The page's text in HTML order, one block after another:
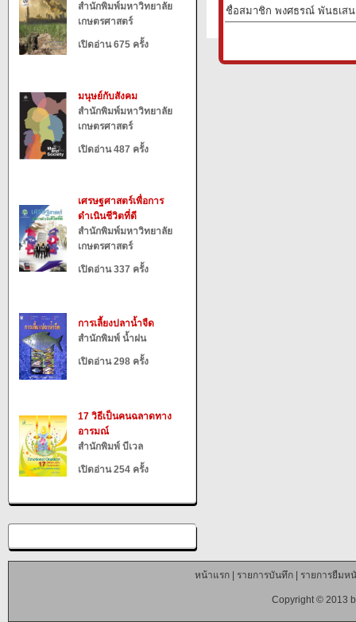
สำนักพิมพ์มหาวิทยาลัย
เกษตรศาสตร์
เปิดอ่าน 675 ครั้ง
มนุษย์กับสังคม
สำนักพิมพ์มหาวิทยาลัย
เกษตรศาสตร์
เปิดอ่าน 487 ครั้ง
เศรษฐศาสตร์เพื่อการ
ดำเนินชีวิตที่ดี
สำนักพิมพ์มหาวิทยาลัย
เกษตรศาสตร์
เปิดอ่าน 337 ครั้ง
การเลี้ยงปลาน้ำจืด
สำนักพิมพ์ น้ำฝน
เปิดอ่าน 298 ครั้ง
17 วิธีเป็นคนฉลาดทาง
อารมณ์
สำนักพิมพ์ บีเวล
เปิดอ่าน 254 ครั้ง
ชื่อสมาชิก พงศธรณ์ พันธเสน
หน้าแรก| รายการบันทึก| รายการยืมห
Copyright © 2013